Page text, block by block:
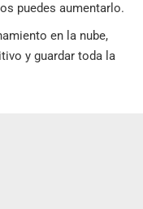
puedes aumentarlo.
en la nube,
y guardar toda la